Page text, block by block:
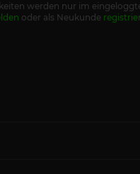
werden nur im
oder als Neukunde